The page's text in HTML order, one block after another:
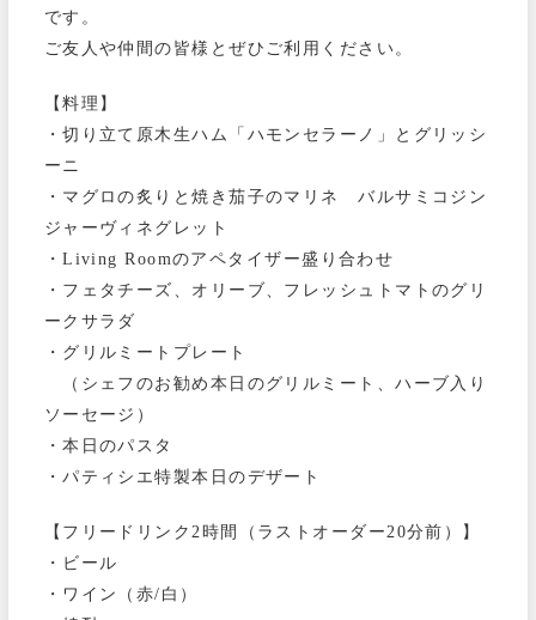
です。
ご友人や仲間の皆様とぜひご利用ください。
【料理】
・切り立て原木生ハム「ハモンセラーノ」とグリッシ
ーニ
・マグロの炙りと焼き茄子のマリネ バルサミコジン
ジャーヴィネグレット
・Living Roomのアペタイザー盛り合わせ
・フェタチーズ、オリーブ、フレッシュトマトのグリ
ークサラダ
・グリルミートプレート
（シェフのお勧め本日のグリルミート、ハーブ入り
ソーセージ）
・本日のパスタ
・パティシエ特製本日のデザート
【フリードリンク2時間（ラストオーダー20分前）】
・ビール
・ワイン（赤/白）